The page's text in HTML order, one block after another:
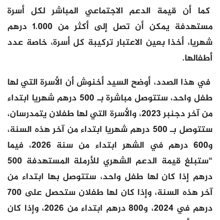
كما أن قيمة الدعم الاجتماعي المباشر لكل أسرة
مستهدفة يمكن أن تصل إلى أكثر من 1.000 درهم
شهريا، أخذا بعين الاعتبار تركيبة كل أسرة، خاصة عدد
أطفالها.
في هذا الصدد، أوضح السيد أخنوش أن الأسرة التي لها
طفل واحد، ستتوصل مباشرة بـ 500 درهم شهريا ابتداء
من آخر دجنبر 2023، والأسرة التي لها طفلان يتمدرسان،
ستتوصل بـ 500 درهم شهريا ابتداء من آخر هذه السنة،
و600 درهم في الشهر ابتداء من سنة 2026، فيما
“ستبلغ قيمة الدعم الشهري للأرملة المستهدفة 500
درهم إذا كان لها طفل واحد، ستتوصل بها ابتداء من
آخر هذه السنة، وإذا كان لها طفلان ستحصل على 700
درهم في 2024، و800 درهم ابتداء من 2026، وإذا كان